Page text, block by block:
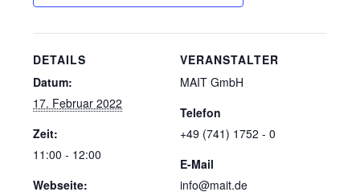
DETAILS
Datum:
17. Februar 2022
Zeit:
11:00 - 12:00
Webseite:
VERANSTALTER
MAIT GmbH
Telefon
+49 (741) 1752 - 0
E-Mail
info@mait.de